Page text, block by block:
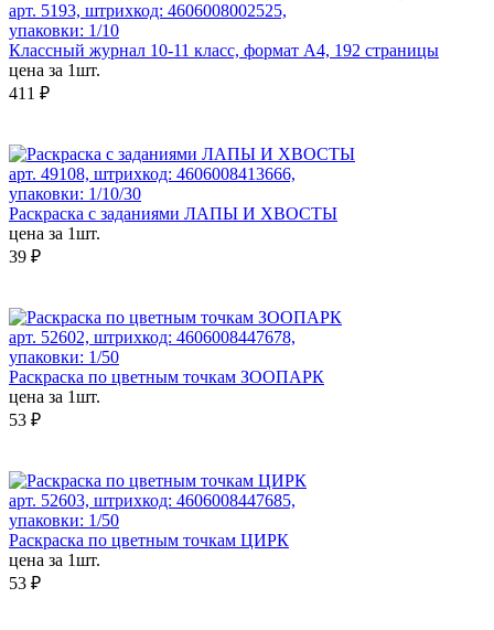
арт. 5193, штрихкод: 4606008002525,
упаковки: 1/10
Классный журнал 10-11 класс, формат А4, 192 страницы
цена за 1шт.
411 ₽
арт. 49108, штрихкод: 4606008413666,
упаковки: 1/10/30
Раскраска с заданиями ЛАПЫ И ХВОСТЫ
цена за 1шт.
39 ₽
арт. 52602, штрихкод: 4606008447678,
упаковки: 1/50
Раскраска по цветным точкам ЗООПАРК
цена за 1шт.
53 ₽
арт. 52603, штрихкод: 4606008447685,
упаковки: 1/50
Раскраска по цветным точкам ЦИРК
цена за 1шт.
53 ₽